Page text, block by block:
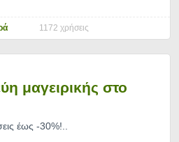
1172 χρήσεις
μαγειρικής στο
έως -30%!